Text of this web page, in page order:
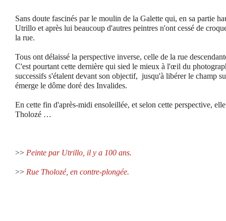
Sans doute fascinés par le moulin de la Galette qui, en sa partie
Utrillo et après lui beaucoup d'autres peintres n'ont cessé de
la rue.
Tous ont délaissé la perspective inverse, celle de la rue
C'est pourtant cette dernière qui sied le mieux à l'œil du
successifs s'étalent devant son objectif, jusqu'à libérer le champ
émerge le dôme doré des Invalides.
En cette fin d'après-midi ensoleillée, et selon cette perspective,
Tholozé …
>> Peinte par Utrillo, il y a 100 ans.
>> Rue Tholozé, en contre-plongée.